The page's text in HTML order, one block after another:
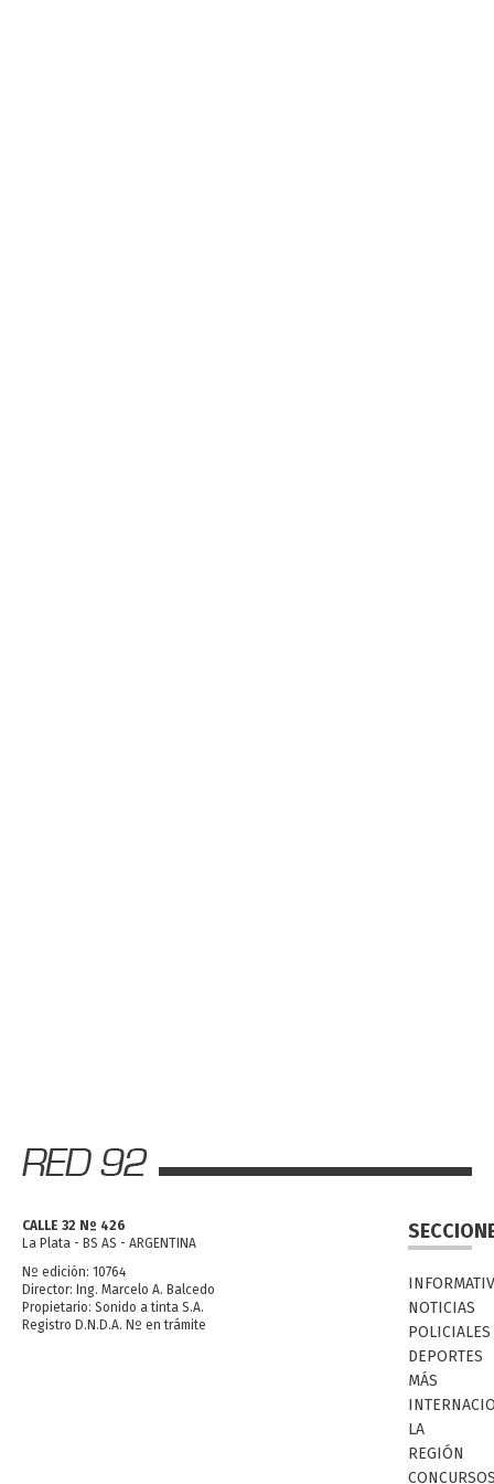
CALLE 32 Nº 426
La Plata - BS AS - ARGENTINA
Nº edición: 10764
Director: Ing. Marcelo A. Balcedo
Propietario: Sonido a tinta S.A.
Registro D.N.D.A. Nº en trámite
NOTICIAS
POLICIALES
DEPORTES
MÁS
LA
REGIÓN